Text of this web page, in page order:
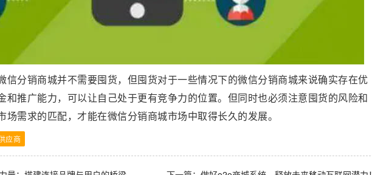
信分销商城并不需要囤货，但囤货对于一些情况下的微信分销商城来说确实存在优
和推广能力，可以让自己处于更有竞争力的位置。但同时也必须注意囤货的风险和
场需求的匹配，才能在微信分销商城市场中取得长久的发展。
应商